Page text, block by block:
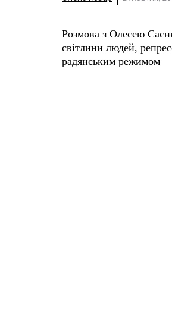
Розмова з Олесею
світлини людей,
радянським режимом